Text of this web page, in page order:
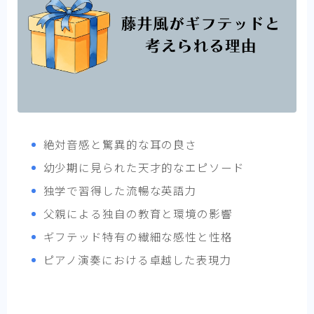
絶対音感と驚異的な耳の良さ
幼少期に見られた天才的なエピソード
独学で習得した流暢な英語力
父親による独自の教育と環境の影響
ギフテッド特有の繊細な感性と性格
ピアノ演奏における卓越した表現力